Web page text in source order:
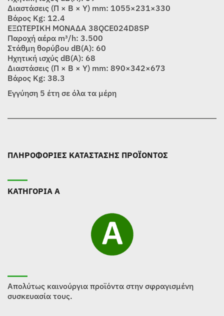
Διαστάσεις (Π × Β × Υ) mm: 1055×231×330
Βάρος Kg: 12.4
ΕΞΩΤΕΡΙΚΗ ΜΟΝΑΔΑ 38QCE024D8SP
Παροχή αέρα m³/h: 3.500
Στάθμη θορύβου dB(A): 60
Ηχητική ισχύς dB(A): 68
Διαστάσεις (Π × Β × Υ) mm: 890×342×673
Βάρος Kg: 38.3
Εγγύηση 5 έτη σε όλα τα μέρη
ΠΛΗΡΟΦΟΡΙΕΣ ΚΑΤΑΣΤΑΣΗΣ ΠΡΟΪΟΝΤΟΣ
ΚΑΤΗΓΟΡΙΑ Α
Απολύτως καινούργια προϊόντα στην σφραγισμένη
συσκευασία τους.